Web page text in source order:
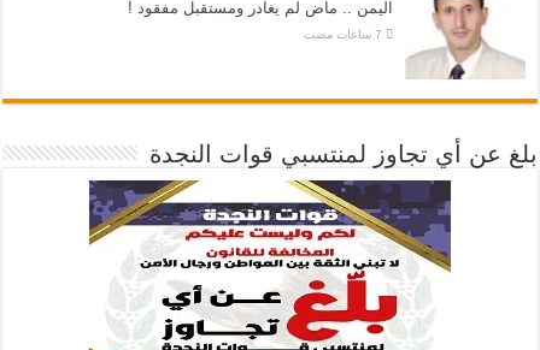
اليمن .. ماض لم يغادر ومستقبل مفقود !
بلغ عن أي تجاوز لمنتسبي قوات النجدة